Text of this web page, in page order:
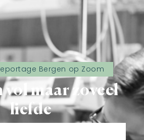
Bergen op Zoom
vol maar zoveel
liefde